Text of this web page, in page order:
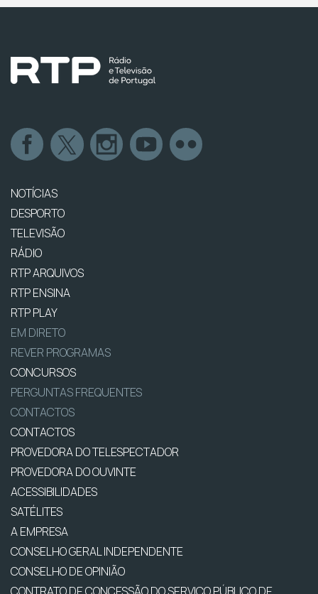
NOTÍCIAS
DESPORTO
TELEVISÃO
RÁDIO
RTP ARQUIVOS
RTP ENSINA
RTP PLAY
EM DIRETO
REVER PROGRAMAS
CONCURSOS
PERGUNTAS FREQUENTES
CONTACTOS
CONTACTOS
PROVEDORA DO TELESPECTADOR
PROVEDORA DO OUVINTE
ACESSIBILIDADES
SATÉLITES
A EMPRESA
CONSELHO GERAL INDEPENDENTE
CONSELHO DE OPINIÃO